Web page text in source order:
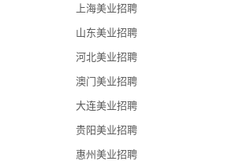
人；
效率高速度的完成各项工作，营造紧迫、
，部门分工明细，生活方面更配有员工宿
能部门和服务体系，内部管理流程更趋人
上海美业招聘
山东美业招聘
河北美业招聘
澳门美业招聘
大连美业招聘
贵阳美业招聘
惠州美业招聘